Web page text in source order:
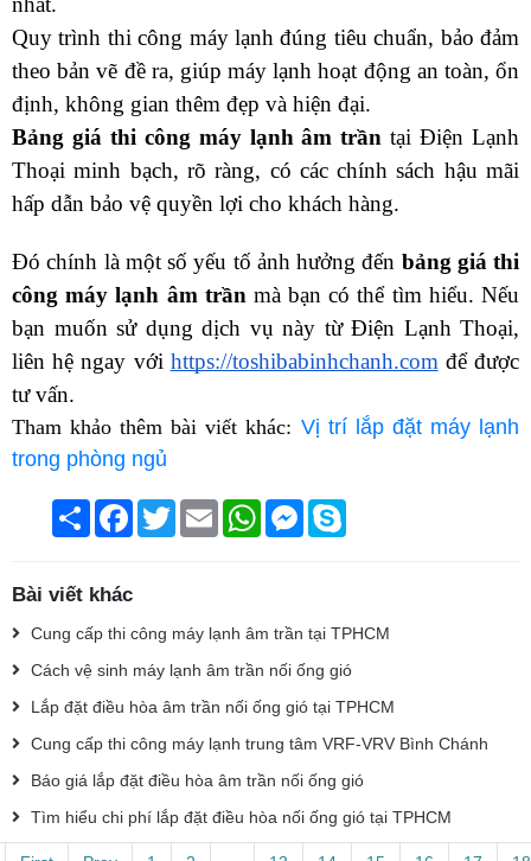
Quy trình thi công máy lạnh đúng tiêu chuẩn, bảo đảm
theo bản vẽ đề ra, giúp máy lạnh hoạt động an toàn, ổn
định, không gian thêm đẹp và hiện đại.
Bảng giá thi công máy lạnh âm trần tại Điện Lạnh
Thoại minh bạch, rõ ràng, có các chính sách hậu mãi
hấp dẫn bảo vệ quyền lợi cho khách hàng.
Đó chính là một số yếu tố ảnh hưởng đến bảng giá thi
công máy lạnh âm trần mà bạn có thể tìm hiểu. Nếu
bạn muốn sử dụng dịch vụ này từ Điện Lạnh Thoại,
liên hệ ngay với https://toshibabinhchanh.com để được
tư vấn.
Tham khảo thêm bài viết khác: Vị trí lắp đặt máy lạnh
trong phòng ngủ
Chia
sẻ
Facebook
TwitterEmail WhatsAppMessenger
Bài viết khác
Cung cấp thi công máy lạnh âm trần tại TPHCM
Cách vệ sinh máy lạnh âm trần nối ống gió
Lắp đặt điều hòa âm trần nối ống gió tại TPHCM
Cung cấp thi công máy lạnh trung tâm VRF-VRV Bình Chánh
Báo giá lắp đặt điều hòa âm trần nối ống gió
Tìm hiểu chi phí lắp đặt điều hòa nối ống gió tại TPHCM